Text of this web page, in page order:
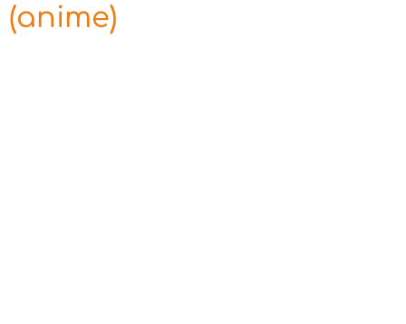
(anime)